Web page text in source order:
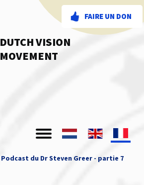
FAIRE UN DON
DUTCH VISION
MOVEMENT
Podcast du Dr Steven Greer - partie 7